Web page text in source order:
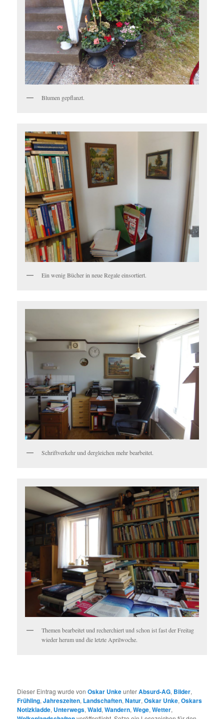
Blumen gepflanzt.
Ein wenig Bücher in neue Regale einsortiert.
Schriftverkehr und dergleichen mehr bearbeitet.
Themen bearbeitet und recherchiert und schon ist fast der Freitag
wieder herum und die letzte Aprilwoche.
Dieser Eintrag wurde vonOskar UnkeunterAbsurd-AG, Bilder,
Frühling,Jahreszeiten, Landschaften,Natur,Oskar Unke,Oskars
Notizkladde, Unterwegs,Wald,Wandern,Wege,Wetter,